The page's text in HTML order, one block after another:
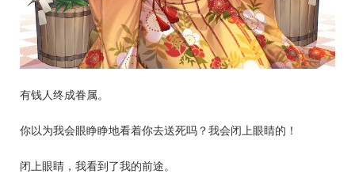
有钱人终成眷属。
你以为我会眼睁睁地看着你去送死吗？我会闭上眼睛的！
闭上眼睛，我看到了我的前途。